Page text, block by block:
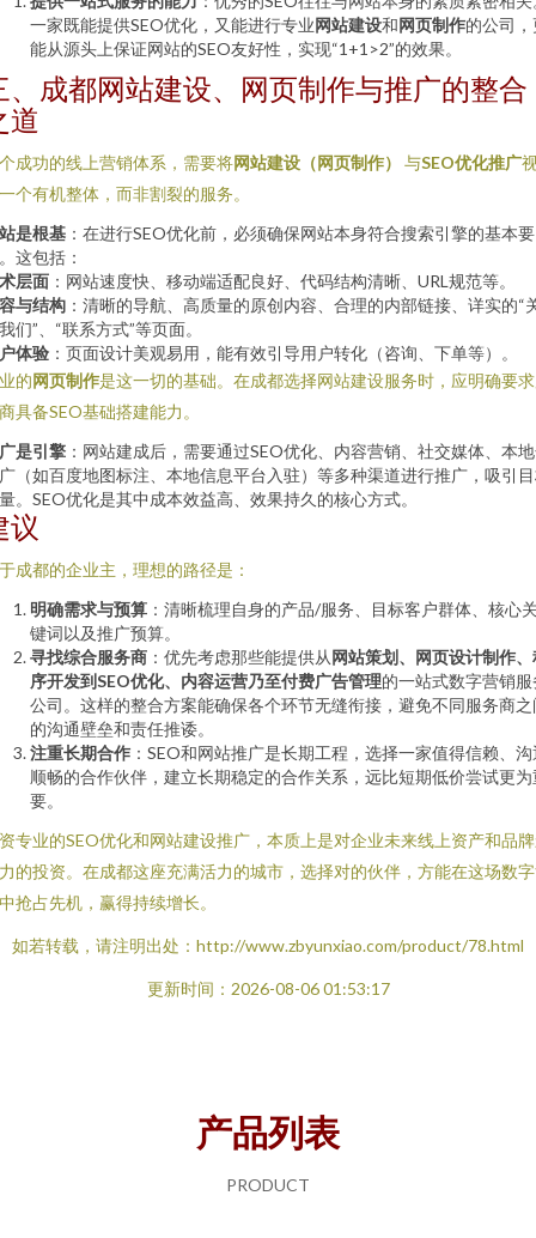
一家既能提供SEO优化，又能进行专业网站建设和网页制作的公司，
能从源头上保证网站的SEO友好性，实现“1+1>2”的效果。
、成都网站建设、网页制作与推广的整合
道
成功的线上营销体系，需要将网站建设（网页制作） 与SEO优化推广
个有机整体，而非割裂的服务。
是根基 ：在进行SEO优化前，必须确保网站本身符合搜索引擎的基本要
这包括：
层面 ：网站速度快、移动端适配良好、代码结构清晰、URL规范等。
与结构 ：清晰的导航、高质量的原创内容、合理的内部链接、详实的“
们”、“联系方式”等页面。
体验 ：页面设计美观易用，能有效引导用户转化（咨询、下单等）。
的网页制作是这一切的基础。在成都选择网站建设服务时，应明确要
具备SEO基础搭建能力。
是引擎 ：网站建成后，需要通过SEO优化、内容营销、社交媒体、本
（如百度地图标注、本地信息平台入驻）等多种渠道进行推广，吸引
。SEO优化是其中成本效益高、效果持久的核心方式。
议
成都的企业主，理想的路径是：
明确需求与预算 ：清晰梳理自身的产品/服务、目标客户群体、核心
键词以及推广预算。
寻找综合服务商 ：优先考虑那些能提供从网站策划、网页设计制作、
序开发到SEO优化、内容运营乃至付费广告管理的一站式数字营销服
公司。这样的整合方案能确保各个环节无缝衔接，避免不同服务商之
的沟通壁垒和责任推诿。
注重长期合作 ：SEO和网站推广是长期工程，选择一家值得信赖、
顺畅的合作伙伴，建立长期稳定的合作关系，远比短期低价尝试更为
要。
专业的SEO优化和网站建设推广，本质上是对企业未来线上资产和品
的投资。在成都这座充满活力的城市，选择对的伙伴，方能在这场数
抢占先机，赢得持续增长。
如若转载，请注明出处：http://www.zbyunxiao.com/product/78.html
更新时间：2026-08-06 01:53:17
产品列表
PRODUCT